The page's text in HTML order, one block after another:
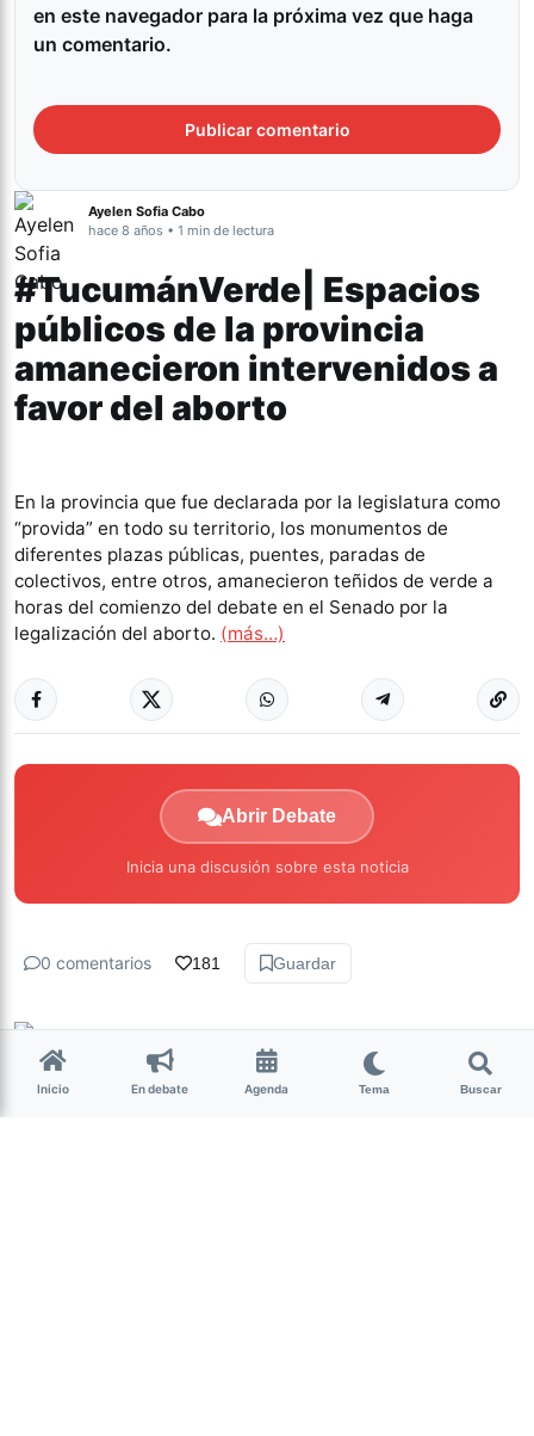
en este navegador para la próxima vez que haga
un comentario.
Ayelen Sofia Cabo
hace 8 años • 1 min de lectura
#TucumánVerde| Espacios
públicos de la provincia
amanecieron intervenidos a
favor del aborto
En la provincia que fue declarada por la legislatura como
“provida” en todo su territorio, los monumentos de
diferentes plazas públicas, puentes, paradas de
colectivos, entre otros, amanecieron teñidos de verde a
horas del comienzo del debate en el Senado por la
legalización del aborto. (más…)
Abrir Debate
Inicia una discusión sobre esta noticia
0 comentarios 181 Guardar
hace 8 años • 1 min de lectura
Inicio En debate Agenda Tema Buscar